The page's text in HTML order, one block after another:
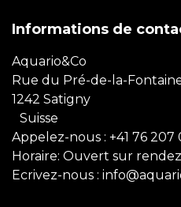
Informations de
Aquario&Co
Rue du Pré-de-la-
1242 Satigny
Suisse
Appelez-nous : +41 76 207
Horaire: Ouvert sur
Ecrivez-nous :